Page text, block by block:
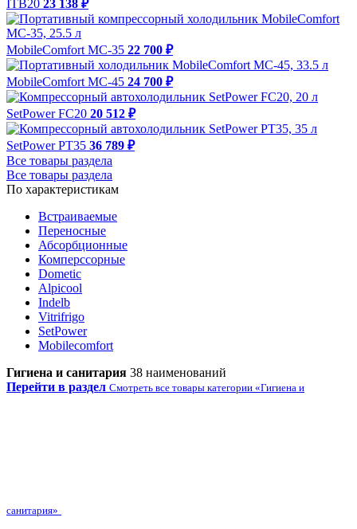
ITB20 23 138 ₽
MobileComfort MC-35 22 700 ₽
MobileComfort MC-45 24 700 ₽
SetPower FC20 20 512 ₽
SetPower PT35 36 789 ₽
Все товары раздела
Все товары раздела
По характеристикам
Встраиваемые
Переносные
Абсорбционные
Комперссорные
Dometic
Alpicool
Indelb
Vitrifrigo
SetPower
Mobilecomfort
Гигиена и санитария 38 наименований
Перейти в раздел Смотреть все товары категории «Гигиена и
санитария»